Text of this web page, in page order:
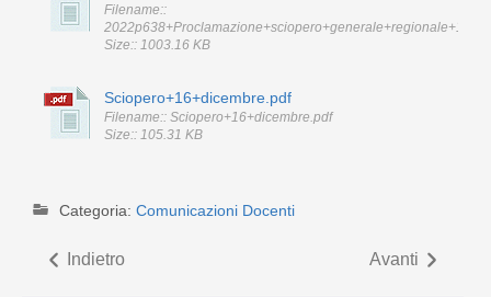
Filename::
Size:: 1003.16 KB
Sciopero+16+dicembre.pdf
Filename:: Sciopero+16+dicembre.pdf
Size:: 105.31 KB
Categoria: Comunicazioni Docenti
Indietro Avanti